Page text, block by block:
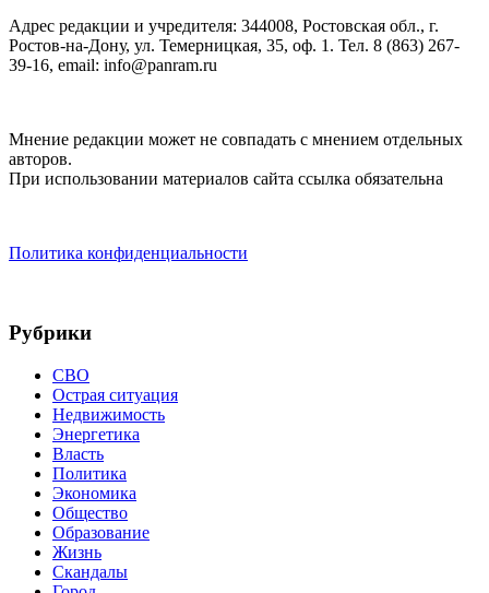
Адрес редакции и учредителя: 344008, Ростовская обл., г.
Ростов-на-Дону, ул. Темерницкая, 35, оф. 1. Тел. 8 (863) 267-
39-16, email: info@panram.ru
Мнение редакции может не совпадать с мнением отдельных
авторов.
При использовании материалов сайта ссылка обязательна
Политика конфиденциальности
Рубрики
СВО
Острая ситуация
Недвижимость
Энергетика
Власть
Политика
Экономика
Общество
Образование
Жизнь
Скандалы